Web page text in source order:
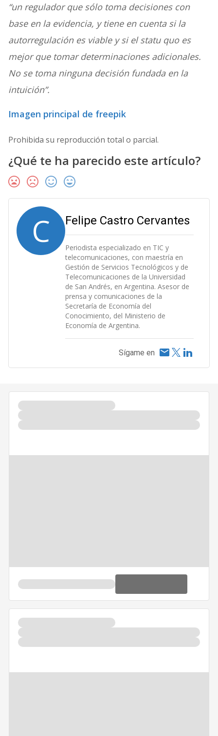
“un regulador que sólo toma decisiones con
base en la evidencia, y tiene en cuenta si la
autorregulación es viable y si el statu quo es
mejor que tomar determinaciones adicionales.
No se toma ninguna decisión fundada en la
intuición”.
Imagen principal de freepik
Prohibida su reproducción total o parcial.
¿Qué te ha parecido este artículo?
C Felipe Castro Cervantes
Periodista especializado en TIC y
telecomunicaciones, con maestría en
Gestión de Servicios Tecnológicos y de
Telecomunicaciones de la Universidad
de San Andrés, en Argentina. Asesor de
prensa y comunicaciones de la
Secretaría de Economía del
Conocimiento, del Ministerio de
Economía de Argentina.
Sígame en